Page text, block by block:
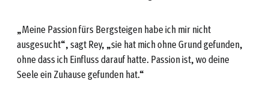
„Meine Passion fürs Bergsteigen habe ich mir nicht
ausgesucht“, sagt Rey, „sie hat mich ohne Grund gefunden,
ohne dass ich Einfluss darauf hatte. Passion ist, wo deine
Seele ein Zuhause gefunden hat.“